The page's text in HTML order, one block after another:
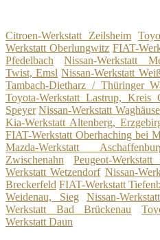
Citroen-Werkstatt Zeilsheim
Werkstatt Oberlungwitz FIAT-
Pfedelbach
Nissan-Werkstatt
Twist, Emsl Nissan-Werkstatt
Tambach-Dietharz / Thüringer
Toyota-Werkstatt Lastrup, Kreis
Speyer Nissan-Werkstatt
Kia-Werkstatt Altenberg,
FIAT-Werkstatt Oberhaching bei
Mazda-Werkstatt
Zwischenahn
Peugeot-
Werkstatt Wetzendorf Nissan-
Breckerfeld FIAT-Werkstatt
Weidenau, Sieg
Nissan-
Werkstatt Bad Brückenau
Werkstatt Daun